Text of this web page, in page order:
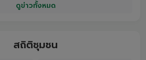
ดูข่าวทั้งหมด
สถิติชุมชน